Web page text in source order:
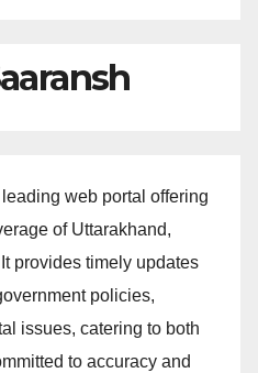
web portal offering
of Uttarakhand,
provides timely updates
policies,
issues, catering to both
to accuracy and